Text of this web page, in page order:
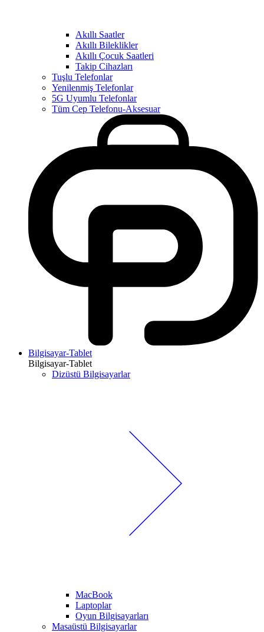
Akıllı Saatler
Akıllı Bileklikler
Akıllı Çocuk Saatleri
Takip Cihazları
Tuşlu Telefonlar
Yenilenmiş Telefonlar
5G Uyumlu Telefonlar
Tüm Cep Telefonu-Aksesuar
Bilgisayar-Tablet
Bilgisayar-Tablet
Dizüstü Bilgisayarlar
MacBook
Laptoplar
Oyun Bilgisayarları
Masaüstü Bilgisayarlar